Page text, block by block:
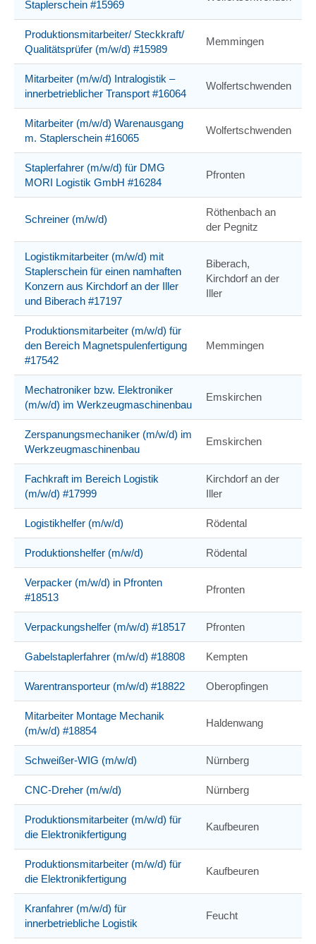
Staplerschein #15969
Produktionsmitarbeiter/ Steckkraft/
Qualitätsprüfer (m/w/d) #15989
Memmingen
Mitarbeiter (m/w/d) Intralogistik –
innerbetrieblicher Transport #16064
Wolfertschwenden
Mitarbeiter (m/w/d) Warenausgang
m. Staplerschein #16065
Wolfertschwenden
Staplerfahrer (m/w/d) für DMG
MORI Logistik GmbH #16284
Pfronten
Schreiner (m/w/d)
Röthenbach an
der Pegnitz
Logistikmitarbeiter (m/w/d) mit
Staplerschein für einen namhaften
Konzern aus Kirchdorf an der Iller
und Biberach #17197
Biberach,
Kirchdorf an der
Iller
Produktionsmitarbeiter (m/w/d) für
den Bereich Magnetspulenfertigung
#17542
Memmingen
Mechatroniker bzw. Elektroniker
(m/w/d) im Werkzeugmaschinenbau
Emskirchen
Zerspanungsmechaniker (m/w/d) im
Werkzeugmaschinenbau
Emskirchen
Fachkraft im Bereich Logistik
(m/w/d) #17999
Kirchdorf an der
Iller
Logistikhelfer (m/w/d) Rödental
Produktionshelfer (m/w/d) Rödental
Verpacker (m/w/d) in Pfronten
#18513
Pfronten
Verpackungshelfer (m/w/d) #18517 Pfronten
Gabelstaplerfahrer (m/w/d) #18808 Kempten
Warentransporteur (m/w/d) #18822 Oberopfingen
Mitarbeiter Montage Mechanik
(m/w/d) #18854
Haldenwang
Schweißer-WIG (m/w/d) Nürnberg
CNC-Dreher (m/w/d) Nürnberg
Produktionsmitarbeiter (m/w/d) für
die Elektronikfertigung
Kaufbeuren
Produktionsmitarbeiter (m/w/d) für
die Elektronikfertigung
Kaufbeuren
Kranfahrer (m/w/d) für
innerbetriebliche Logistik
Feucht